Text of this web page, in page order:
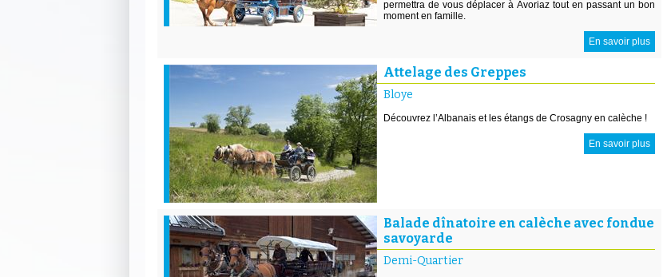
permettra de vous déplacer à Avoriaz tout en passant un bon
moment en famille.
En savoir plus
Attelage des Greppes
Bloye
Découvrez l’Albanais et les étangs de Crosagny en calèche !
En savoir plus
Balade dînatoire en calèche avec fondue
savoyarde
Demi-Quartier